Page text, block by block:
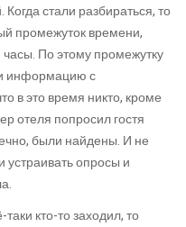
стали разбираться, то
промежуток времени,
часы. По этому промежутку
информацию с
в это время никто, кроме
отеля попросил гостя
были найдены. И не
опросы и
кто-то заходил, то